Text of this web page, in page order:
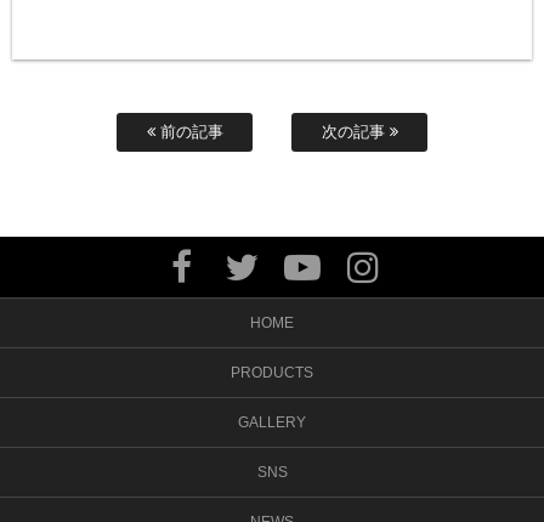
前の記事 次の記事
HOME
PRODUCTS
GALLERY
SNS